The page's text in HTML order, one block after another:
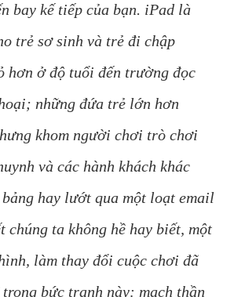
bay kế tiếp của bạn. iPad là
trẻ sơ sinh và trẻ đi chập
hơn ở độ tuổi đến trường đọc
những đứa trẻ lớn hơn
khom người chơi trò chơi
và các hành khách khác
hay lướt qua một loạt email
chúng ta không hề hay biết, một
làm thay đổi cuộc chơi đã
bức tranh này: mạch thần